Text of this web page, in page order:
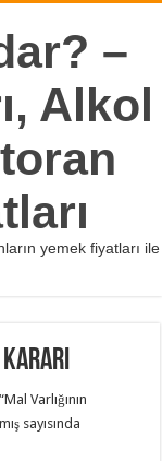
–
Alkol
yemek fiyatları ile
kararı
Varlığının
sayısında